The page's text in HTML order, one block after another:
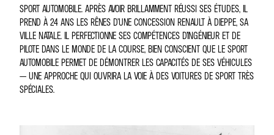
SPORT AUTOMOBILE. APRÈS AVOIR BRILLAMMENT RÉUSSI SES ÉTUDES, IL
PREND À 24 ANS LES RÊNES D’UNE CONCESSION RENAULT À DIEPPE, SA
VILLE NATALE. IL PERFECTIONNE SES COMPÉTENCES D’INGÉNIEUR ET DE
PILOTE DANS LE MONDE DE LA COURSE, BIEN CONSCIENT QUE LE SPORT
AUTOMOBILE PERMET DE DÉMONTRER LES CAPACITÉS DE SES VÉHICULES
— UNE APPROCHE QUI OUVRIRA LA VOIE À DES VOITURES DE SPORT TRÈS
SPÉCIALES.